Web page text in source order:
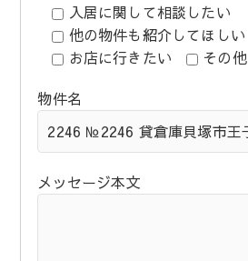
入居に関して相談したい
他の物件も紹介してほしい
お店に行きたい
その他
物件名
メッセージ本文